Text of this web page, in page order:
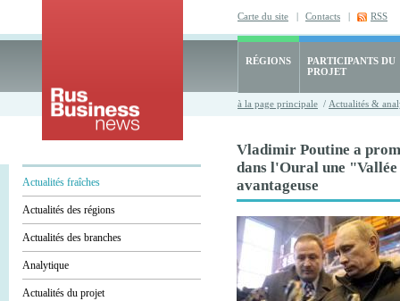
Carte du site | Contacts | RSS
RÉGIONS
PARTICIPANTS DU
PROJET
à la page principale / Actualités &
Actualités fraîches
Actualités des régions
Actualités des branches
Analytique
Actualités du projet
Vladimir Poutine a
dans l'Oural une
avantageuse